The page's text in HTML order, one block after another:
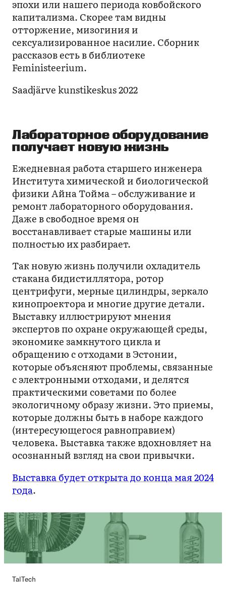
эпохи или нашего периода ковбойского
капитализма. Скорее там видны
отторжение, мизогиния и
сексуализированное насилие. Сборник
рассказов есть в библиотеке
Feministeerium.
Saadjärve kunstikeskus 2022
Лабораторное оборудование
получает новую жизнь
Ежедневная работа старшего инженера
Института химической и биологической
физики Айна Тойма – обслуживание и
ремонт лабораторного оборудования.
Даже в свободное время он
восстанавливает старые машины или
полностью их разбирает.
Так новую жизнь получили охладитель
стакана бидистиллятора, ротор
центрифуги, мерные цилиндры, зеркало
кинопроектора и многие другие детали.
Выставку иллюстрируют мнения
экспертов по охране окружающей среды,
экономике замкнутого цикла и
обращению с отходами в Эстонии,
которые объясняют проблемы, связанные
с электронными отходами, и делятся
практическими советами по более
экологичному образу жизни. Это приемы,
которые должны быть в наборе каждого
(интересующегося равноправием)
человека. Выставка также вдохновляет на
осознанный взгляд на свои привычки.
Выставка будет открыта до конца мая 2024
года.
TalTech